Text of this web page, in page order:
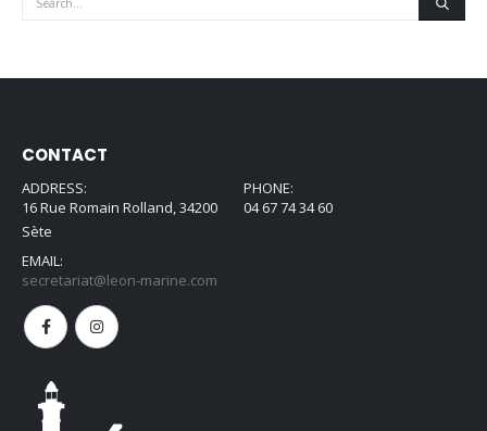
CONTACT
ADDRESS:
16 Rue Romain Rolland, 34200
Sète
PHONE:
04 67 74 34 60
EMAIL:
secretariat@leon-marine.com